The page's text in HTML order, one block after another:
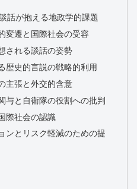
話が抱える地政学的課題
変遷と国際社会の受容
される談話の姿勢
歴史的言説の戦略的利用
主張と外交的含意
与と自衛隊の役割への批判
際社会の認識
ンとリスク軽減のための提